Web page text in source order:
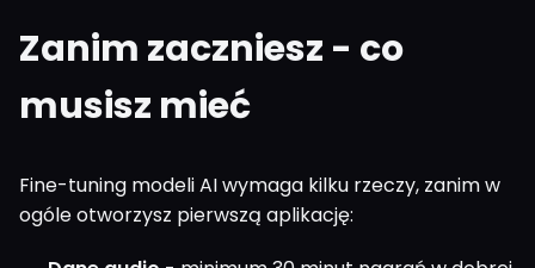
Zanim zaczniesz - co
musisz mieć
Fine-tuning modeli AI wymaga kilku rzeczy, zanim w
ogóle otworzysz pierwszą aplikację: